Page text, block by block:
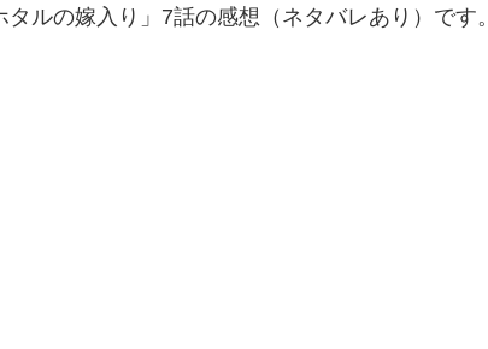
ルの嫁入り」7話の感想（ネタバレあり）です。